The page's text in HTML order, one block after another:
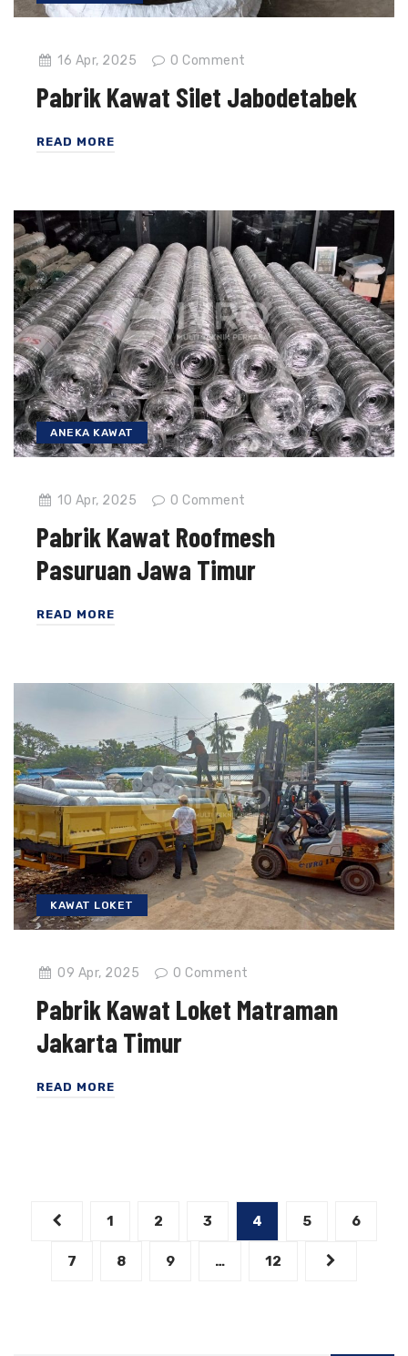
16 Apr, 2025 0 Comment
Pabrik Kawat Silet Jabodetabek
READ MORE
ANEKA KAWAT
10 Apr, 2025 0 Comment
Pabrik Kawat Roofmesh
Pasuruan Jawa Timur
READ MORE
KAWAT LOKET
09 Apr, 2025 0 Comment
Pabrik Kawat Loket Matraman
Jakarta Timur
READ MORE
Posts
pagination
1 2 3 4 5 6
7 8 9 … 12